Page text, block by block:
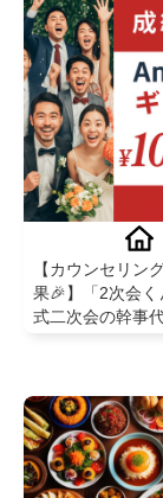
【カウンセリン
果🎉】「2次会
式二次会の幹事